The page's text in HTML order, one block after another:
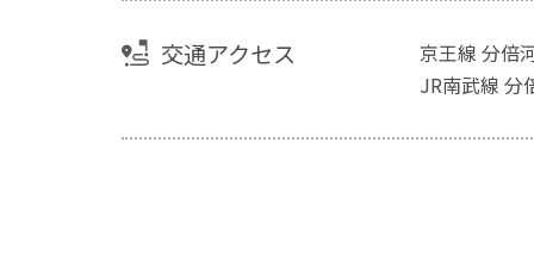
交通アクセス
京王線 分倍
JR南武線 分